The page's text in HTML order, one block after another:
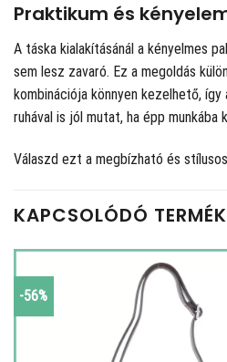
Praktikum és
A táska kialakításánál a kényelmes
sem lesz zavaró. Ez a megoldás
kombinációja könnyen kezelhető,
ruhával is jól mutat, ha épp munkába
Válaszd ezt a megbízható és
KAPCSOLÓDÓ
-56%